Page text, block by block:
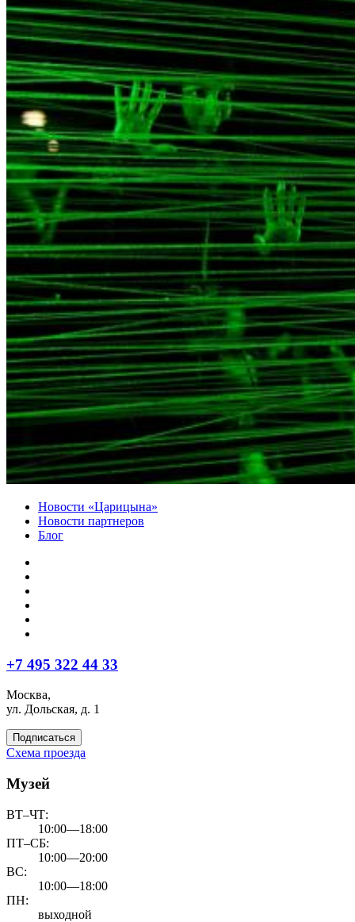
Новости «Царицына»
Новости партнеров
Блог
+7 495 322 44 33
Москва,
ул. Дольская, д. 1
Подписаться
Схема проезда
Музей
ВТ–ЧТ:
10:00—18:00
ПТ–СБ:
10:00—20:00
ВС:
10:00—18:00
ПН:
выходной